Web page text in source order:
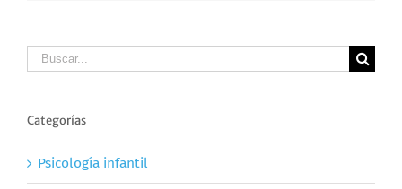
Buscar
Categorías
Psicología infantil